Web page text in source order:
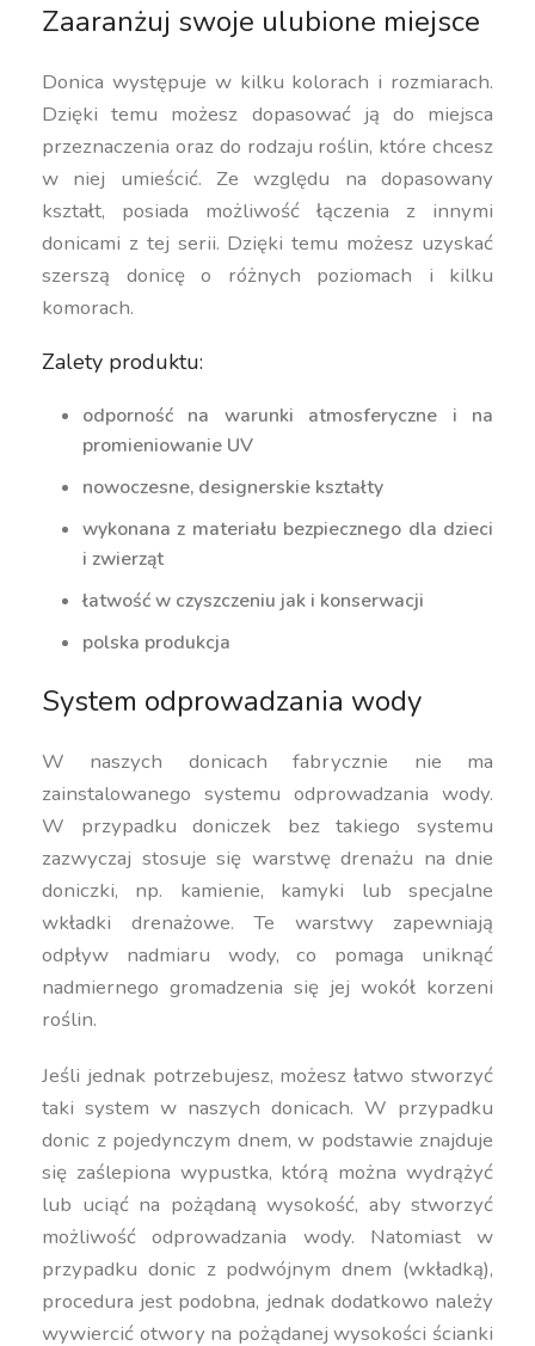
Zaaranżuj swoje ulubione miejsce
Donica występuje w kilku kolorach i rozmiarach.
Dzięki temu możesz dopasować ją do miejsca
przeznaczenia oraz do rodzaju roślin, które chcesz
w niej umieścić. Ze względu na dopasowany
kształt, posiada możliwość łączenia z innymi
donicami z tej serii. Dzięki temu możesz uzyskać
szerszą donicę o różnych poziomach i kilku
komorach.
Zalety produktu:
odporność na warunki atmosferyczne i na
promieniowanie UV
nowoczesne, designerskie kształty
wykonana z materiału bezpiecznego dla dzieci
i zwierząt
łatwość w czyszczeniu jak i konserwacji
polska produkcja
System odprowadzania wody
W naszych donicach fabrycznie nie ma
zainstalowanego systemu odprowadzania wody.
W przypadku doniczek bez takiego systemu
zazwyczaj stosuje się warstwę drenażu na dnie
doniczki, np. kamienie, kamyki lub specjalne
wkładki drenażowe. Te warstwy zapewniają
odpływ nadmiaru wody, co pomaga uniknąć
nadmiernego gromadzenia się jej wokół korzeni
roślin.
Jeśli jednak potrzebujesz, możesz łatwo stworzyć
taki system w naszych donicach. W przypadku
donic z pojedynczym dnem, w podstawie znajduje
się zaślepiona wypustka, którą można wydrążyć
lub uciąć na pożądaną wysokość, aby stworzyć
możliwość odprowadzania wody. Natomiast w
przypadku donic z podwójnym dnem (wkładką),
procedura jest podobna, jednak dodatkowo należy
wywiercić otwory na pożądanej wysokości ścianki